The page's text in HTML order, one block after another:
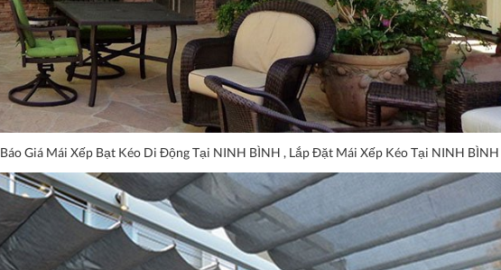
Báo Giá Mái Xếp Bạt Kéo Di Động Tại NINH BÌNH , Lắp Đặt Mái Xếp Kéo Tại NINH BÌNH